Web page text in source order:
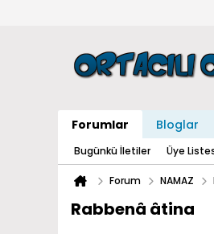
Forumlar Bloglar
Bugünkü İletiler Üye
Forum NAMAZ
Rabbenâ âtina